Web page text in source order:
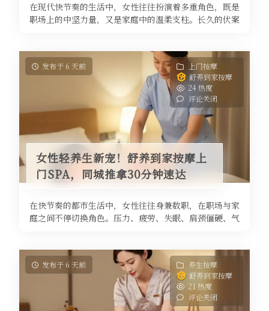
在现代快节奏的生活中，女性往往扮演着多重角色，既是
职场上的中坚力量，又是家庭中的温柔支柱。长久的伏案
发布于 6 天前
上门按摩
舒养到家按摩
24 热度
评论关闭
女性轻养生新宠！舒养到家按摩上
门SPA，同城推拿30分钟速达
在快节奏的都市生活中，女性往往身兼数职，在职场与家
庭之间不停切换角色。压力、疲劳、失眠、肩颈僵硬、气
发布于 6 天前
养生按摩
舒养到家按摩
21 热度
评论关闭